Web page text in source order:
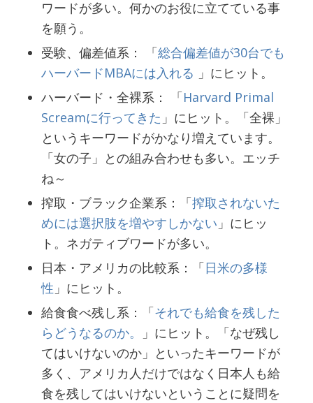
ワードが多い。何かのお役に立てている事
を願う。
受験、偏差値系： 「総合偏差値が30台でも
ハーバードMBAには入れる 」にヒット。
ハーバード・全裸系： 「Harvard Primal
Screamに行ってきた 」にヒット。「全裸」
というキーワードがかなり増えています。
「女の子」との組み合わせも多い。エッチ
ね～
搾取・ブラック企業系：「搾取されないた
めには選択肢を増やすしかない 」にヒッ
ト。ネガティブワードが多い。
日本・アメリカの比較系：「日米の多様
性 」にヒット。
給食食べ残し系：「それでも給食を残した
らどうなるのか。
」にヒット。「なぜ残し
てはいけないのか」といったキーワードが
多く、アメリカ人だけではなく日本人も給
食を残してはいけないということに疑問を